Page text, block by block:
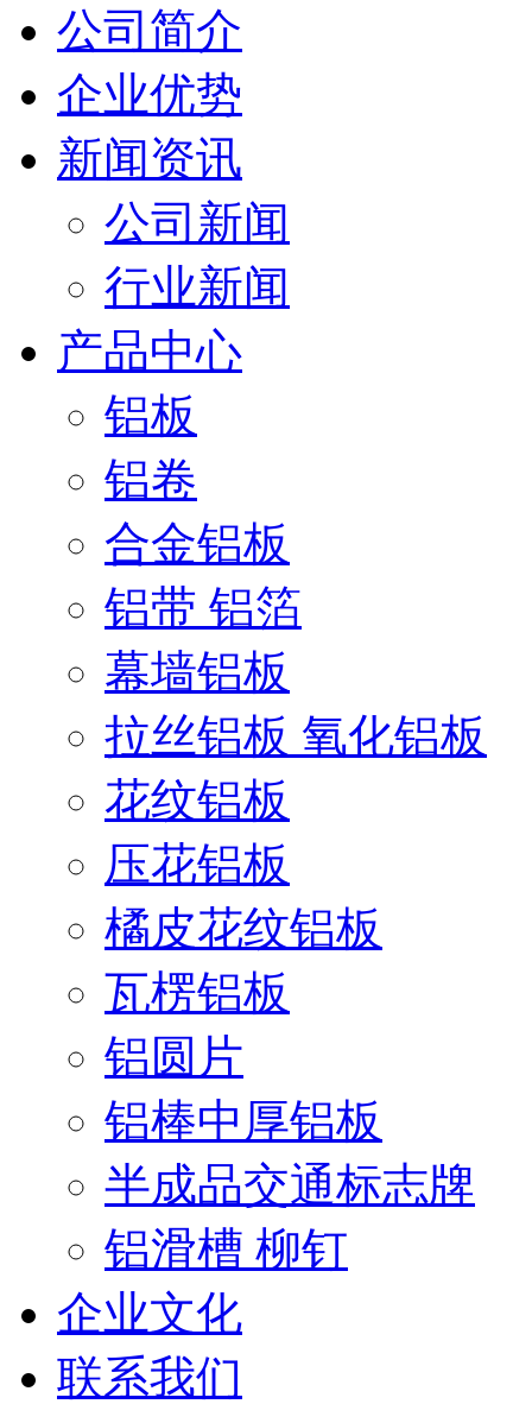
公司简介
企业优势
新闻资讯
公司新闻
行业新闻
产品中心
铝板
铝卷
合金铝板
铝带 铝箔
幕墙铝板
拉丝铝板 氧化铝板
花纹铝板
压花铝板
橘皮花纹铝板
瓦楞铝板
铝圆片
铝棒中厚铝板
半成品交通标志牌
铝滑槽 柳钉
企业文化
联系我们